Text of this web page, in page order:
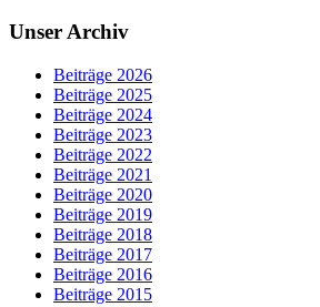
Unser Archiv
Beiträge 2026
Beiträge 2025
Beiträge 2024
Beiträge 2023
Beiträge 2022
Beiträge 2021
Beiträge 2020
Beiträge 2019
Beiträge 2018
Beiträge 2017
Beiträge 2016
Beiträge 2015